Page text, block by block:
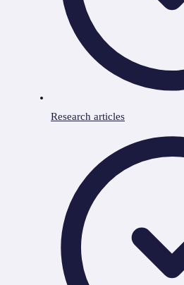
Research articles